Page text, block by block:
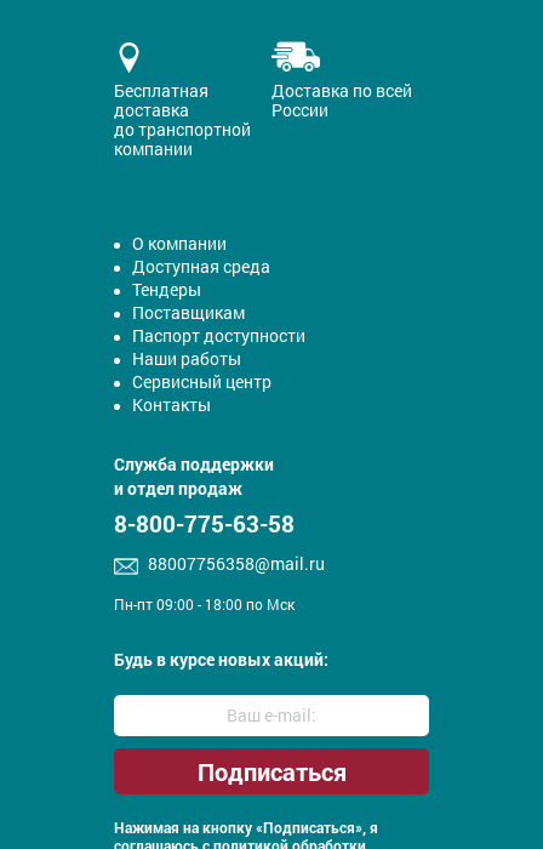
Бесплатная
доставка
до транспортной
компании
Доставка по всей
России
О компании
Доступная среда
Тендеры
Поставщикам
Паспорт доступности
Наши работы
Сервисный центр
Контакты
Служба поддержки
и отдел продаж
8-800-775-63-58
88007756358@mail.ru
Пн-пт 09:00 - 18:00 по Мск
Будь в курсе новых акций:
Нажимая на кнопку «Подписаться», я